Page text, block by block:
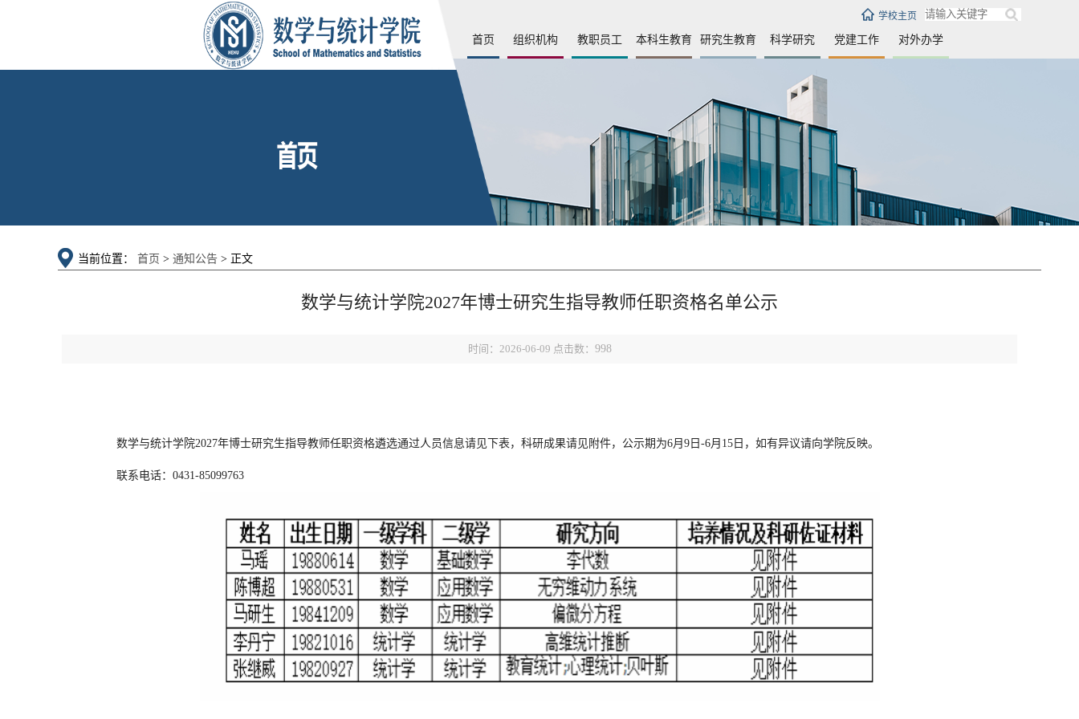
学校主页
首页 组织机构 教职员工 本科生教育 研究生教育 科学研究 党建工作 对外办学
当前位置： 首页 > 通知公告 > 正文
数学与统计学院2027年博士研究生指导教师任职资格名单公示
时间：2026-06-09 点击数： 998
数学与统计学院2027年博士研究生指导教师任职资格遴选通过人员信息请见下表，科研成果请见附件，公示期为6月9日-6月15日，如有异议请向学院反映。
联系电话：0431-85099763